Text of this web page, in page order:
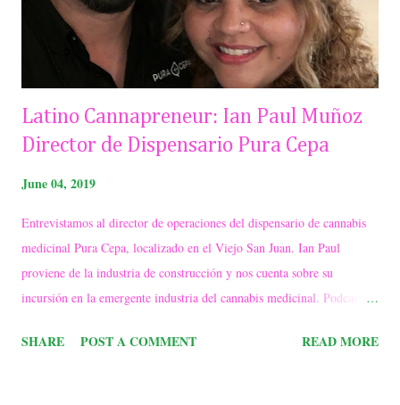
Latino Cannapreneur: Ian Paul Muñoz
Director de Dispensario Pura Cepa
June 04, 2019
Entrevistamos al director de operaciones del dispensario de cannabis
medicinal Pura Cepa, localizado en el Viejo San Juan. Ian Paul
proviene de la industria de construcción y nos cuenta sobre su
incursión en la emergente industria del cannabis medicinal. Podcast:
de Tetuán #305, San Juan, Puerto Rico. Horario de Lunes a Viernes
SHARE POST A COMMENT READ MORE